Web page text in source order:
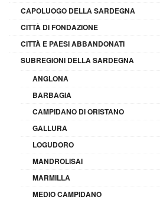
CAPOLUOGO DELLA SARDEGNA
CITTÀ DI FONDAZIONE
CITTÀ E PAESI ABBANDONATI
SUBREGIONI DELLA SARDEGNA
ANGLONA
BARBAGIA
CAMPIDANO DI ORISTANO
GALLURA
LOGUDORO
MANDROLISAI
MARMILLA
MEDIO CAMPIDANO